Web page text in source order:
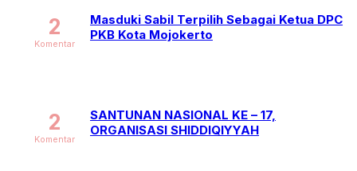
Masduki Sabil Terpilih Sebagai Ketua DPC
PKB Kota Mojokerto
2
Komentar
SANTUNAN NASIONAL KE – 17,
ORGANISASI SHIDDIQIYYAH
2
Komentar